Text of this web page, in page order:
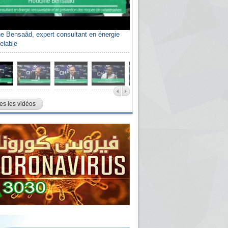
Bensaâd, expert consultant en énergie
les vidéos